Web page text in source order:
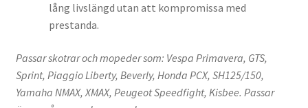
lång livslängd utan att kompromissa med
prestanda.
Passar skotrar och mopeder som: Vespa Primavera, GTS,
Sprint, Piaggio Liberty, Beverly, Honda PCX, SH125/150,
Yamaha NMAX, XMAX, Peugeot Speedfight, Kisbee. Passar